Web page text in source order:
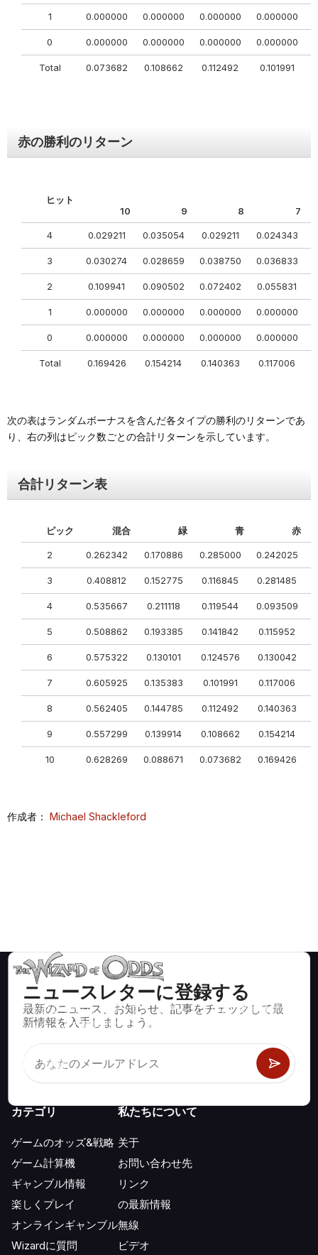
1 0.000000 0.000000 0.000000 0.000000
0 0.000000 0.000000 0.000000 0.000000
Total 0.073682 0.108662 0.112492 0.101991
赤の勝利のリターン
ヒット
10
9 8 7
4 0.029211 0.035054 0.029211 0.024343
3 0.030274 0.028659 0.038750 0.036833
2 0.109941 0.090502 0.072402 0.055831
1 0.000000 0.000000 0.000000 0.000000
0 0.000000 0.000000 0.000000 0.000000
Total 0.169426 0.154214 0.140363 0.117006
次の表はランダムボーナスを含んだ各タイプの勝利のリターンであ
り、右の列はピック数ごとの合計リターンを示しています。
合計リターン表
ピック 混合 緑 青 赤
2 0.262342 0.170886 0.285000 0.242025
3 0.408812 0.152775 0.116845 0.281485
4 0.535667 0.211118 0.119544 0.093509
5 0.508862 0.193385 0.141842 0.115952
6 0.575322 0.130101 0.124576 0.130042
7 0.605925 0.135383 0.101991 0.117006
8 0.562405 0.144785 0.112492 0.140363
9 0.557299 0.139914 0.108662 0.154214
10 0.628269 0.088671 0.073682 0.169426
作成者： Michael Shackleford
ニュースレターに登録する
最新のニュース、お知らせ、記事をチェックして最
新情報を入手しましょう。
ブラックジャック、クラップス、ルーレットなど、数百種類の
カジノゲームで数学的に正しい戦略と情報。
カテゴリ
ゲームのオッズ&戦略
ゲーム計算機
ギャンブル情報
楽しくプレイ
オンラインギャンブル
Wizardに質問
私たちについて
关于
お問い合わせ先
リンク
の最新情報
無線
ビデオ